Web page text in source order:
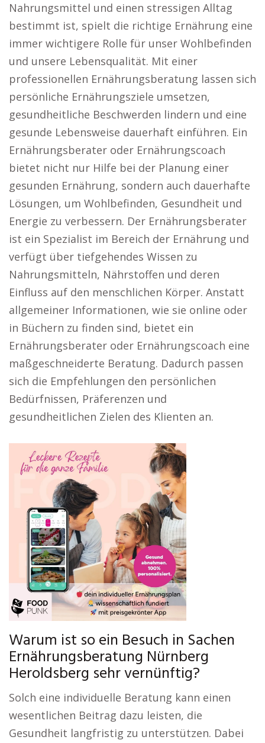
Nahrungsmittel und einen stressigen Alltag
bestimmt ist, spielt die richtige Ernährung eine
immer wichtigere Rolle für unser Wohlbefinden
und unsere Lebensqualität. Mit einer
professionellen Ernährungsberatung lassen sich
persönliche Ernährungsziele umsetzen,
gesundheitliche Beschwerden lindern und eine
gesunde Lebensweise dauerhaft einführen. Ein
Ernährungsberater oder Ernährungscoach
bietet nicht nur Hilfe bei der Planung einer
gesunden Ernährung, sondern auch dauerhafte
Lösungen, um Wohlbefinden, Gesundheit und
Energie zu verbessern. Der Ernährungsberater
ist ein Spezialist im Bereich der Ernährung und
verfügt über tiefgehendes Wissen zu
Nahrungsmitteln, Nährstoffen und deren
Einfluss auf den menschlichen Körper. Anstatt
allgemeiner Informationen, wie sie online oder
in Büchern zu finden sind, bietet ein
Ernährungsberater oder Ernährungscoach eine
maßgeschneiderte Beratung. Dadurch passen
sich die Empfehlungen den persönlichen
Bedürfnissen, Präferenzen und
gesundheitlichen Zielen des Klienten an.
Warum ist so ein Besuch in Sachen
Ernährungsberatung Nürnberg
Heroldsberg sehr vernünftig?
Solch eine individuelle Beratung kann einen
wesentlichen Beitrag dazu leisten, die
Gesundheit langfristig zu unterstützen. Dabei